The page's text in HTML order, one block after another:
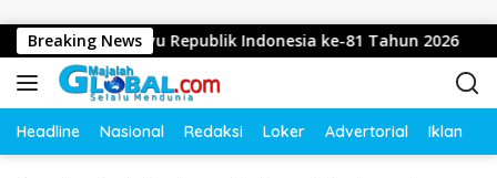
Breaking News
Dirgahayu Republik Indonesia ke-81 Tahun 2026
Headline Nasional Redaksi Loker Advertorial Iklan